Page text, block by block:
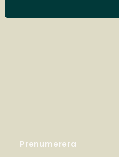
Prenumerera